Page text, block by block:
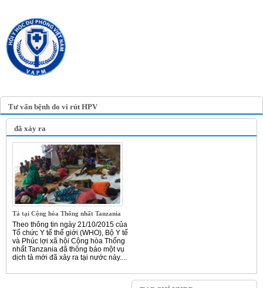
Tư vấn bệnh do vi rút HPV
đã xảy ra
Tả tại Cộng hòa Thống nhất Tanzania
Theo thông tin ngày 21/10/2015 của
Tổ chức Y tế thế giới (WHO), Bộ Y tế
và Phúc lợi xã hội Cộng hòa Thống
nhất Tanzania đã thông báo một vụ
dịch tả mới đã xảy ra tại nước này....